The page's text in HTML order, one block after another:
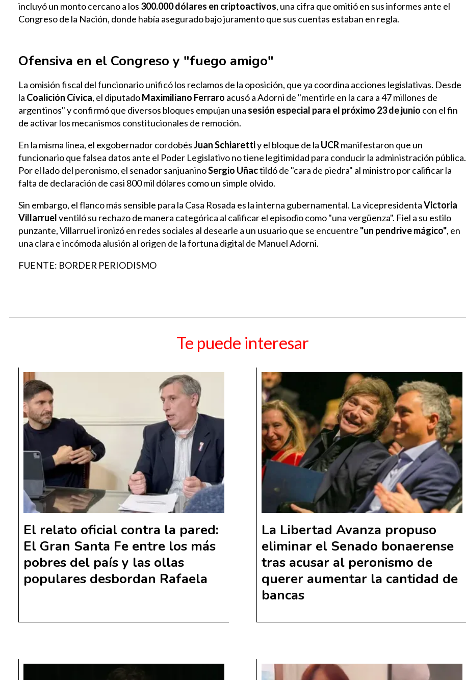
incluyó un monto cercano a los 300.000 dólares en criptoactivos, una cifra que omitió en sus informes ante el
Congreso de la Nación, donde había asegurado bajo juramento que sus cuentas estaban en regla.
Ofensiva en el Congreso y "fuego amigo"
La omisión fiscal del funcionario unificó los reclamos de la oposición, que ya coordina acciones legislativas. Desde
la Coalición Cívica, el diputadoMaximiliano Ferraro acusó a Adorni de "mentirle en la cara a 47 millones de
argentinos" y confirmó que diversos bloques empujan una sesión especial para el próximo 23 de junio con el fin
de activar los mecanismos constitucionales de remoción.
En la misma línea, el exgobernador cordobésJuan Schiarettiy el bloque de la UCRmanifestaron que un
funcionario que falsea datos ante el Poder Legislativo no tiene legitimidad para conducir la administración pública.
Por el lado del peronismo, el senador sanjuaninoSergio Uñactildó de "cara de piedra" al ministro por calificar la
falta de declaración de casi 800 mil dólares como un simple olvido.
Sin embargo, el flanco más sensible para la Casa Rosada es la interna gubernamental. La vicepresidentaVictoria
Villarruelventiló su rechazo de manera categórica al calificar el episodio como "una vergüenza". Fiel a su estilo
punzante, Villarruel ironizó en redes sociales al desearle a un usuario que se encuentre "un pendrive mágico", en
una clara e incómoda alusión al origen de la fortuna digital de Manuel Adorni.
FUENTE: BORDER PERIODISMO
Te puede interesar
El relato oficial contra la pared:
El Gran Santa Fe entre los más
pobres del país y las ollas
populares desbordan Rafaela
La Libertad Avanza propuso
eliminar el Senado bonaerense
tras acusar al peronismo de
querer aumentar la cantidad de
bancas